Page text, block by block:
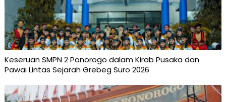
Keseruan SMPN 2 Ponorogo dalam Kirab Pusaka dan
Pawai Lintas Sejarah Grebeg Suro 2026